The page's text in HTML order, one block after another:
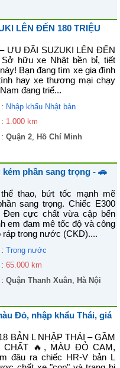
LÊN ĐẾN 180 TRIỆU
ƯU ĐÃI SUZUKI LÊN ĐẾN
hữu xe Nhật bền bỉ, tiết
Bạn đang tìm xe gia đình
hay xe thương mại chạy
đang triể...
: Nhập khẩu Nhật bản
: 1.000 km
: Quận 2, Hồ Chí Minh
phần sang trọng - 🚗
thao, bứt tốc mạnh mẽ
sang trọng. Chiếc E300
Đen cực chất vừa cập bến
em đam mê tốc độ và công
ráp trong nước (CKD)....
: Trong nước
: 65.000 km
: Quận Thanh Xuân, Hà Nội
Đỏ, nhập khẩu Thái, giá
BẢN L NHẬP THÁI – GẦM
🔥, MÀU ĐỎ CAM,
đâu ra chiếc HR-V bản L